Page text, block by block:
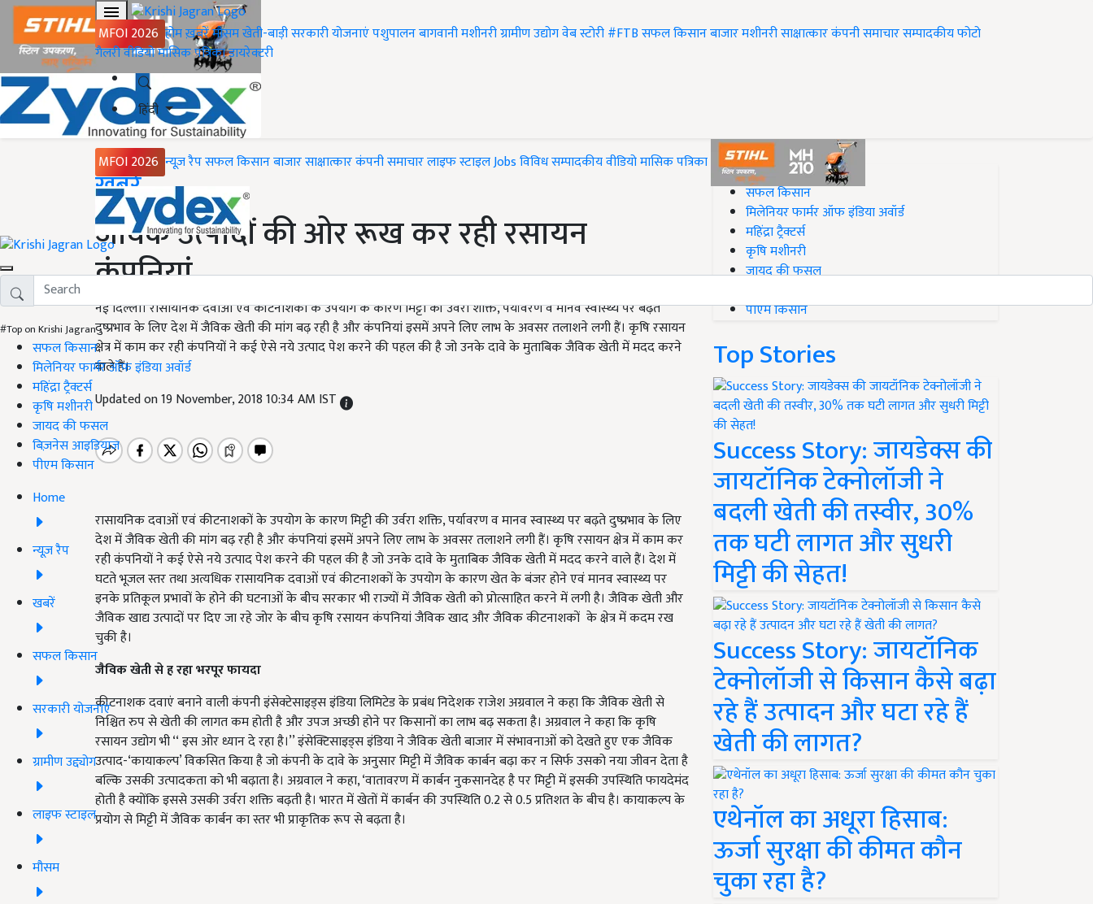
MFOI 2026 होमख़बरेंमौसमखेती-बाड़ीसरकारी योजनाएंपशुपालनबागवानीमशीनरीग्रामीण उद्योगवेब स्टोरी#FTBसफल किसानबाजारमशीनरीसाक्षात्कारकंपनी समाचारसम्पादकीयफोटो
गैलरीवीडियोमासिक पत्रिकाडायरेक्टरी
हिंदी
MFOI 2026 न्यूज़ रैपसफल किसानबाजारसाक्षात्कारकंपनी समाचारलाइफ स्टाइलJobsविविधसम्पादकीयवीडियोमासिक पत्रिका
#Top on Krishi Jagran
सफल किसान
मिलेनियर फार्मर ऑफ इंडिया अवॉर्ड
महिंद्रा ट्रैक्टर्स
कृषि मशीनरी
जायद की फसल
बिज़नेस आइडियाज
पीएम किसान
Home
न्यूज़ रैप
खबरें
सफल किसान
सरकारी योजनाएं
ग्रामीण उद्द्योग
लाइफ स्टाइल
मौसम
Home
ख़बरें
जैविक उत्पादों की ओर रूख कर रही रसायन
कंपनियां
नई दिल्ली। रासायनिक दवाओं एवं कीटनाशकों के उपयोग के कारण मिट्टी की उर्वरा शक्ति, पर्यावरण व मानव स्वास्थ्य पर बढ़ते
दुष्प्रभाव के लिए देश में जैविक खेती की मांग बढ़ रही है और कंपनियां इसमें अपने लिए लाभ के अवसर तलाशने लगी हैं। कृषि रसायन
क्षेत्र में काम कर रही कंपनियों ने कई ऐसे नये उत्पाद पेश करने की पहल की है जो उनके दावे के मुताबिक जैविक खेती में मदद करने
वाले हैं।
Updated on 19 November, 2018 10:34 AM IST
रासायनिक दवाओं एवं कीटनाशकों के उपयोग के कारण मिट्टी की उर्वरा शक्ति, पर्यावरण व मानव स्वास्थ्य पर बढ़ते दुष्प्रभाव के लिए
देश में जैविक खेती की मांग बढ़ रही है और कंपनियां इसमें अपने लिए लाभ के अवसर तलाशने लगी हैं। कृषि रसायन क्षेत्र में काम कर
रही कंपनियों ने कई ऐसे नये उत्पाद पेश करने की पहल की है जो उनके दावे के मुताबिक जैविक खेती में मदद करने वाले हैं। देश में
घटते भूजल स्तर तथा अत्यधिक रासायनिक दवाओं एवं कीटनाशकों के उपयोग के कारण खेत के बंजर होने एवं मानव स्वास्थ्य पर
इनके प्रतिकूल प्रभावों के होने की घटनाओं के बीच सरकार भी राज्यों में जैविक खेती को प्रोत्साहित करने में लगी है। जैविक खेती और
जैविक खाद्य उत्पादों पर दिए जा रहे जोर के बीच कृषि रसायन कंपनियां जैविक खाद और जैविक कीटनाशकों के क्षेत्र में कदम रख
चुकी है।
जैविकखेतीसेहरहाभरपूरफायदा
कीटनाशक दवाएं बनाने वाली कंपनी इंसेक्टेसाइड्स इंडिया लिमिटेड के प्रबंध निदेशक राजेश अग्रवाल ने कहा कि जैविक खेती से
निश्चित रुप से खेती की लागत कम होती है और उपज अच्छी होने पर किसानों का लाभ बढ़ सकता है। अग्रवाल ने कहा कि कृषि
रसायन उद्योग भी ‘‘ इस ओर ध्यान दे रहा है।’’ इंसेक्टिसाइड्स इंडिया ने जैविक खेती बाजार में संभावनाओं को देखते हुए एक जैविक
उत्पाद-‘कायाकल्प’ विकसित किया है जो कंपनी के दावे के अनुसार मिट्टी में जैविक कार्बन बढ़ा कर न सिर्फ उसको नया जीवन देता है
बल्कि उसकी उत्पादकता को भी बढ़ाता है। अग्रवाल ने कहा, ‘वातावरण में कार्बन नुकसानदेह है पर मिट्टी में इसकी उपस्थिति फायदेमंद
होती है क्योंकि इससे उसकी उर्वरा शक्ति बढ़ती है। भारत में खेतों में कार्बन की उपस्थिति 0.2 से 0.5 प्रतिशत के बीच है। कायाकल्प के
प्रयोग से मिट्टी में जैविक कार्बन का स्तर भी प्राकृतिक रूप से बढ़ता है।
#Top on Krishi Jagran
सफल किसान
मिलेनियर फार्मर ऑफ इंडिया अवॉर्ड
महिंद्रा ट्रैक्टर्स
कृषि मशीनरी
जायद की फसल
पीएम किसान
Top Stories
Success Story: जायडेक्स की
जायटॉनिक टेक्नोलॉजी ने
बदली खेती की तस्वीर, 30%
तक घटी लागत और सुधरी
मिट्टी की सेहत!
Success Story: जायटॉनिक
टेक्नोलॉजी से किसान कैसे बढ़ा
रहे हैं उत्पादन और घटा रहे हैं
खेती की लागत?
एथेनॉल का अधूरा हिसाब:
ऊर्जा सुरक्षा की कीमत कौन
चुका रहा है?